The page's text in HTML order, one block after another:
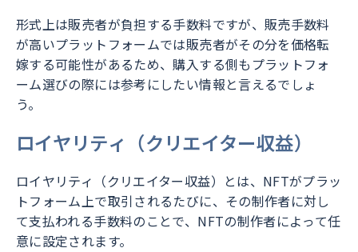
形式上は販売者が負担する手数料ですが、販売手数料
が高いプラットフォームでは販売者がその分を価格転
嫁する可能性があるため、購入する側もプラットフォ
ーム選びの際には参考にしたい情報と言えるでしょ
う。
ロイヤリティ（クリエイター収益）
ロイヤリティ（クリエイター収益）とは、NFTがプラッ
トフォーム上で取引されるたびに、その制作者に対し
て支払われる手数料のことで、NFTの制作者によって任
意に設定されます。